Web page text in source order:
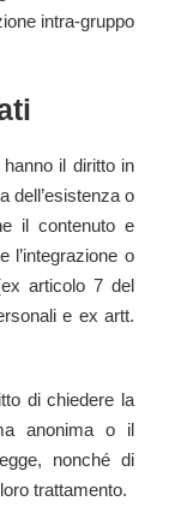
intra-gruppo
il diritto in
dell’esistenza o
il contenuto e
l’integrazione o
articolo 7 del
e ex artt.
di chiedere la
anonima o il
nonché di
trattamento.